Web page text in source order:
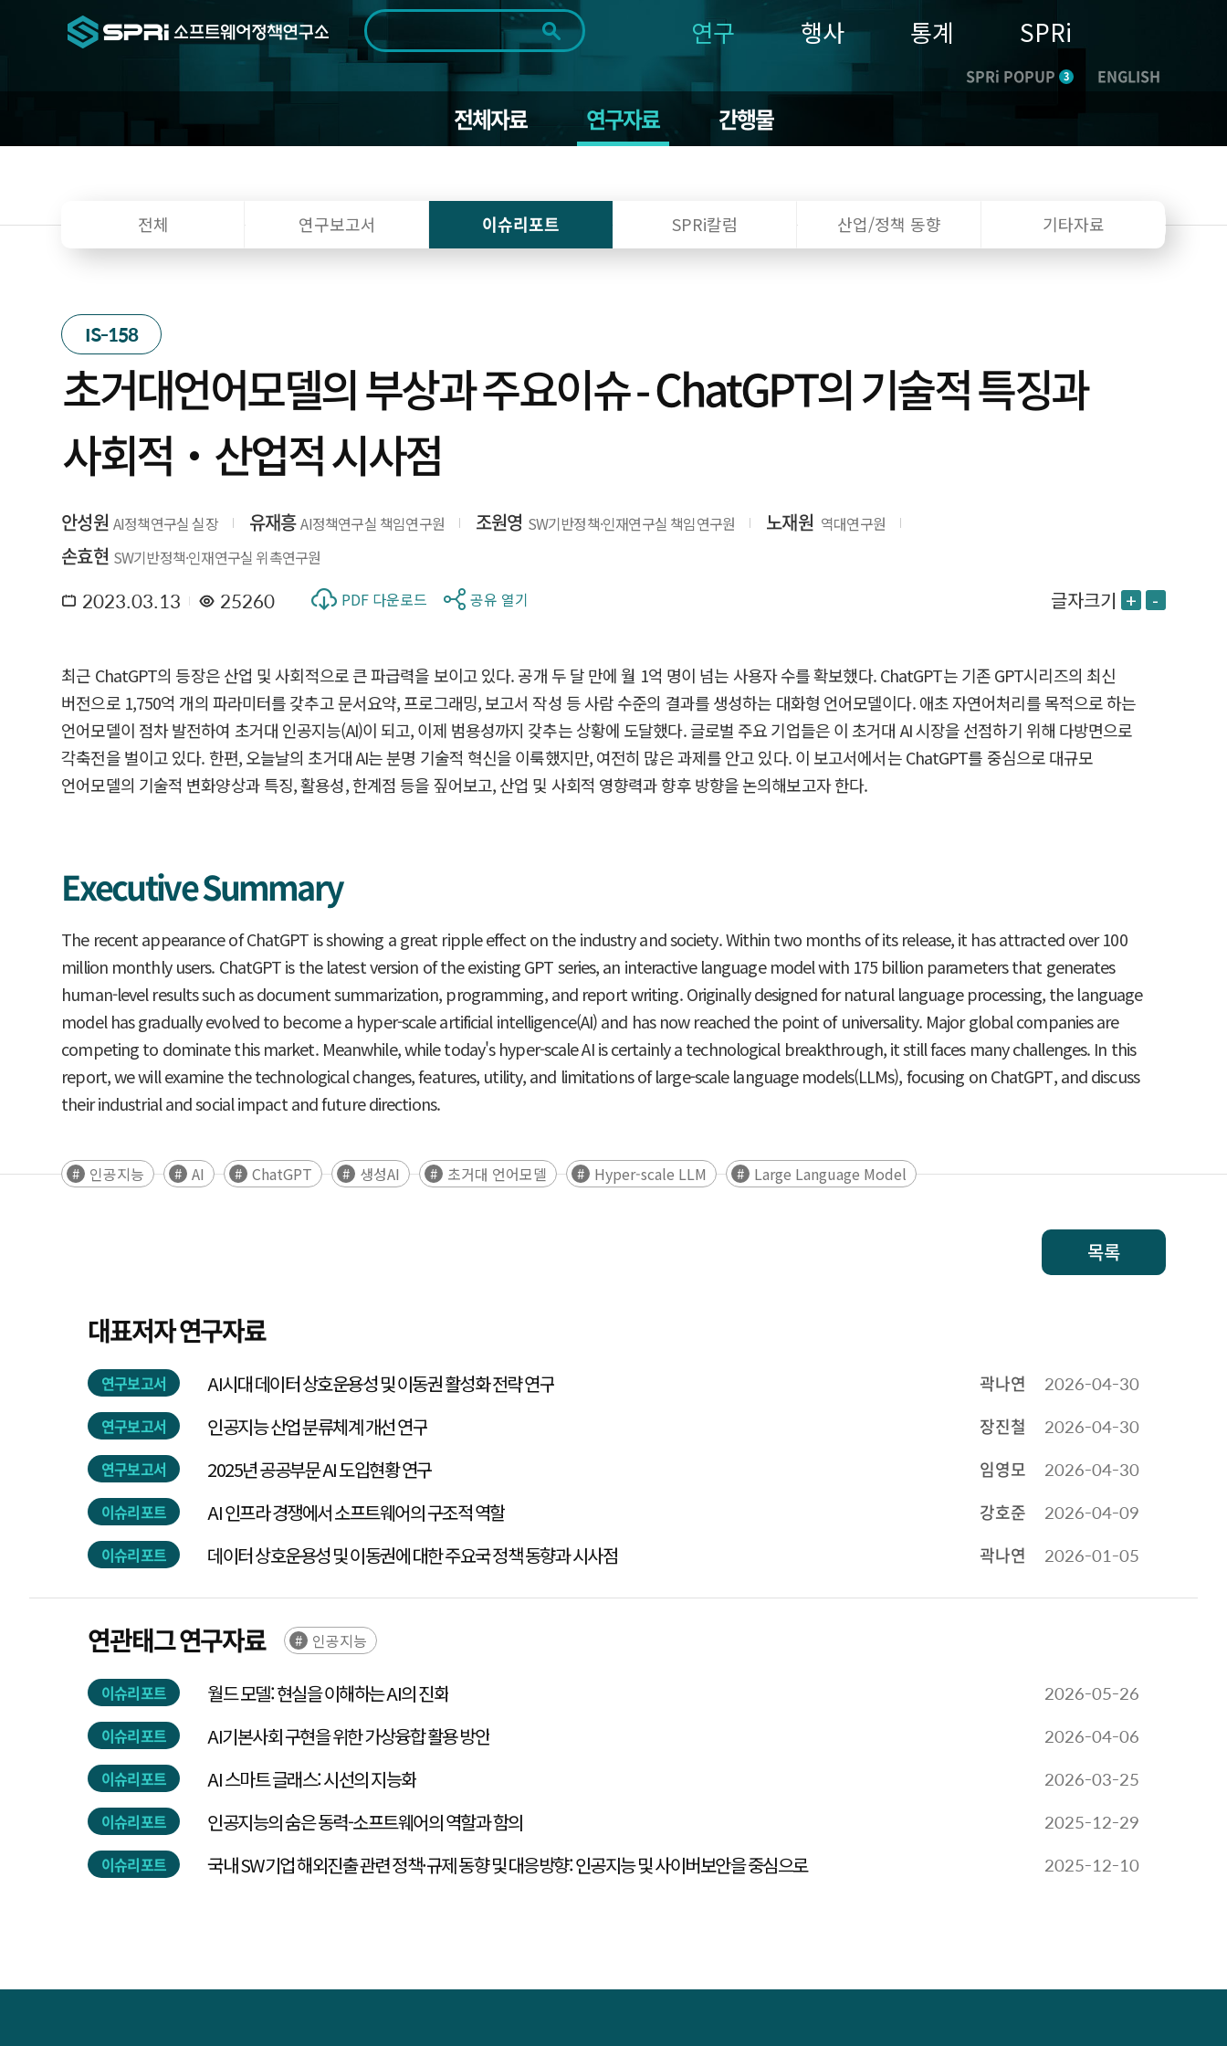
검색범위 전체
기간 전체 1일 1주 1개월 3개월 1년
~
일
연구 행사 통계 SPRi
SPRi POPUP 3 ENGLISH
전체자료 연구자료 간행물
전체 연구보고서 이슈리포트 SPRi칼럼 산업/정책 동향 기타자료
IS-158
초거대언어모델의 부상과 주요이슈 - ChatGPT의 기술적 특징과
사회적‧산업적 시사점
안성원 AI정책연구실 실장 유재흥 AI정책연구실 책임연구원 조원영 SW기반정책·인재연구실 책임연구원 노재원 역대연구원
손효현 SW기반정책·인재연구실 위촉연구원
2023.03.13 25260 PDF 다운로드 공유 열기 글자크기 + -
최근 ChatGPT의 등장은 산업 및 사회적으로 큰 파급력을 보이고 있다. 공개 두 달 만에 월 1억 명이 넘는 사용자 수를 확보했다. ChatGPT는 기존 GPT시리즈의 최신
버전으로 1,750억 개의 파라미터를 갖추고 문서요약, 프로그래밍, 보고서 작성 등 사람 수준의 결과를 생성하는 대화형 언어모델이다. 애초 자연어처리를 목적으로 하는
언어모델이 점차 발전하여 초거대 인공지능(AI)이 되고, 이제 범용성까지 갖추는 상황에 도달했다. 글로벌 주요 기업들은 이 초거대 AI 시장을 선점하기 위해 다방면으로
각축전을 벌이고 있다. 한편, 오늘날의 초거대 AI는 분명 기술적 혁신을 이룩했지만, 여전히 많은 과제를 안고 있다. 이 보고서에서는 ChatGPT를 중심으로 대규모
언어모델의 기술적 변화양상과 특징, 활용성, 한계점 등을 짚어보고, 산업 및 사회적 영향력과 향후 방향을 논의해보고자 한다.
Executive Summary
The recent appearance of ChatGPT is showing a great ripple effect on the industry and society. Within two months of its release, it has attracted over 100
million monthly users. ChatGPT is the latest version of the existing GPT series, an interactive language model with 175 billion parameters that generates
human-level results such as document summarization, programming, and report writing. Originally designed for natural language processing, the language
model has gradually evolved to become a hyper-scale artificial intelligence(AI) and has now reached the point of universality. Major global companies are
competing to dominate this market. Meanwhile, while today's hyper-scale AI is certainly a technological breakthrough, it still faces many challenges. In this
report, we will examine the technological changes, features, utility, and limitations of large-scale language models(LLMs), focusing on ChatGPT, and discuss
their industrial and social impact and future directions.
인공지능 AI ChatGPT 생성AI 초거대 언어모델 Hyper-scale LLM Large Language Model
목록
대표저자 연구자료
연구보고서 AI시대 데이터 상호운용성 및 이동권 활성화 전략 연구 곽나연 2026-04-30
연구보고서 인공지능 산업 분류체계 개선 연구 장진철 2026-04-30
연구보고서 2025년 공공부문 AI 도입현황 연구 임영모 2026-04-30
이슈리포트 AI 인프라 경쟁에서 소프트웨어의 구조적 역할 강호준 2026-04-09
이슈리포트 데이터 상호운용성 및 이동권에 대한 주요국 정책 동향과 시사점 곽나연 2026-01-05
연관태그 연구자료 인공지능
이슈리포트 월드 모델: 현실을 이해하는 AI의 진화 2026-05-26
이슈리포트 AI기본사회 구현을 위한 가상융합 활용 방안 2026-04-06
이슈리포트 AI 스마트 글래스: 시선의 지능화 2026-03-25
이슈리포트 인공지능의 숨은 동력-소프트웨어의 역할과 함의 2025-12-29
이슈리포트 국내 SW기업 해외진출 관련 정책·규제 동향 및 대응방향: 인공지능 및 사이버보안을 중심으로 2025-12-10